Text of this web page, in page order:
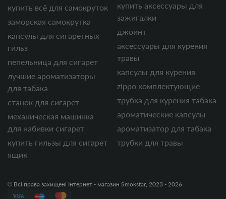
купить всё для самокруток
заморская самокрутка
капсулы для сигаретных
гильз
пепельница для сигарет
лучшие ароматизаторы
для табака
станок для сигарет
механическая машинка
для набивки сигарет
купить гильзы для сигарет
ящик
купить аксессуары для
зажигалки
джоинт
аксессуары для курения
травы
капсулы для курения
zippo комплектующие
трубка для курения табака
ароматические капсулы
ароматизатор для табака
трубки для травы
© Всі права захищені Інтернет - магазин Smokstar, 2023 - 2026